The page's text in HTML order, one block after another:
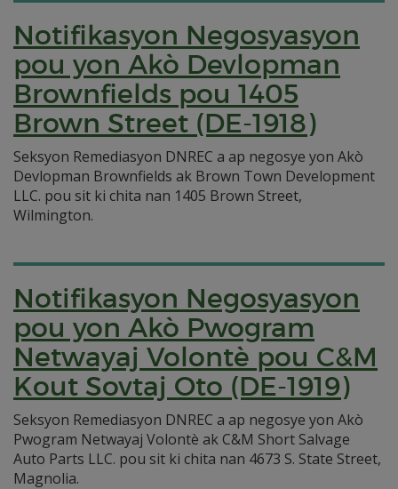
Notifikasyon Negosyasyon
pou yon Akò Devlopman
Brownfields pou 1405
Brown Street (DE-1918)
Seksyon Remediasyon DNREC a ap negosye yon Akò
Devlopman Brownfields ak Brown Town Development
LLC. pou sit ki chita nan 1405 Brown Street,
Wilmington.
Notifikasyon Negosyasyon
pou yon Akò Pwogram
Netwayaj Volontè pou C&M
Kout Sovtaj Oto (DE-1919)
Seksyon Remediasyon DNREC a ap negosye yon Akò
Pwogram Netwayaj Volontè ak C&M Short Salvage
Auto Parts LLC. pou sit ki chita nan 4673 S. State Street,
Magnolia.